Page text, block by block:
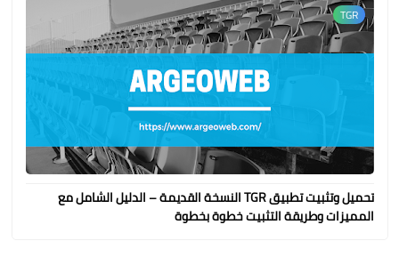
TGR
تحميل وتثبيت تطبيق TGR النسخة القديمة – الدليل الشامل مع
المميزات وطريقة التثبيت خطوة بخطوة